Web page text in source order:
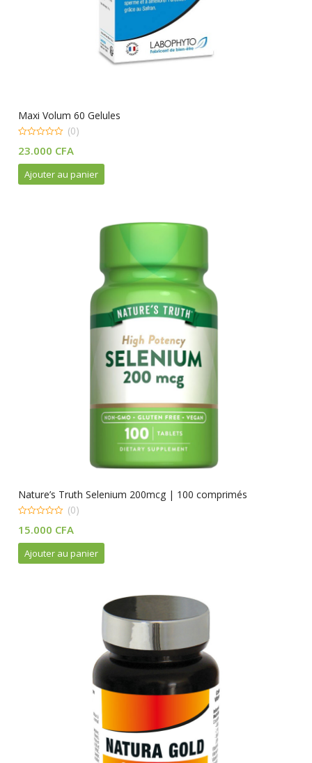
Maxi Volum 60 Gelules
out
(0)
23.000 CFA
Ajouter au panier
Nature’s Truth Selenium 200mcg | 100 comprimés
out
(0)
15.000 CFA
Ajouter au panier